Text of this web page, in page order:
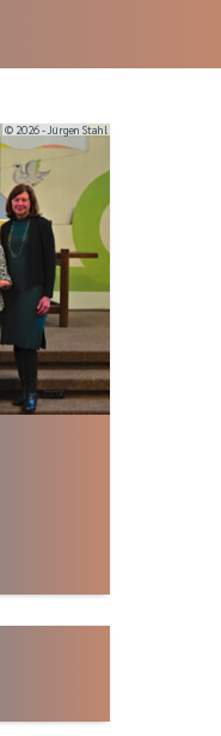
© 2026 - Jürgen Stahl